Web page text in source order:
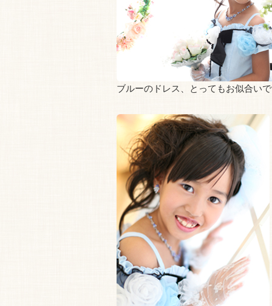
ブルーのドレス、とってもお似合い